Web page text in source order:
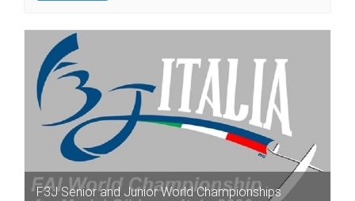
F3J Senior and Junior World Championships